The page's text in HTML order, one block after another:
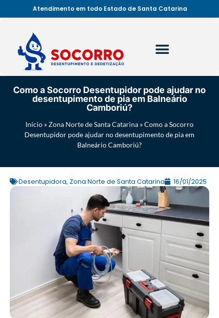
Atendimento em todo Estado de Santa Catarina
Como a Socorro Desentupidor pode ajudar no
desentupimento de pia em Balneário
Camboriú?
Início »Zona Norte de Santa Catarina »Como a Socorro
Desentupidor pode ajudar no desentupimento de pia em
Balneário Camboriú?
Desentupidora, Zona Norte de Santa Catarina 16/01/2025